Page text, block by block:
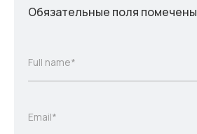
Обязательные поля помечены
Full name*
Email*